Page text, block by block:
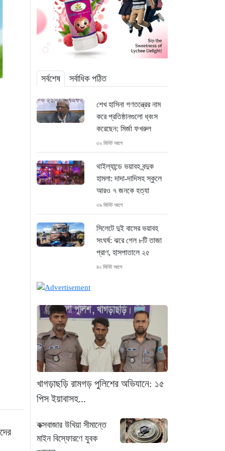
সর্বশেষ সর্বাধিক পঠিত
শেখ হাসিনা গণতন্ত্রের নাম
করে প্রতিষ্ঠানগুলো ধ্বংস
করেছেন: মির্জা ফখরুল
৩২ মিনিট আগে
থাইল্যান্ডে ভয়াবহ বন্দুক
হামলা: দাদা-দাদিসহ স্কুলে
আরও ৭ জনকে হত্যা
৩৯ মিনিট আগে
সিলেটে দুই বাসের ভয়াবহ
সংঘর্ষ: ঝরে গেল ৮টি তাজা
প্রাণ, হাসপাতালে ২৫
৪২ মিনিট আগে
অবস্থা আশঙ্কাজনক
৪৫ মিনিট আগে
খুনির দোসর ও ফ্যাসিবাদের
সহযোগী’, সাকিবকে নিয়ে
২০ ঘণ্টা আগে
হত্যা মামলা: সাইফুর রহমান
গ্রেপ্তার হচ্ছেন”
খাগড়াছড়ি রামগড় পুলিশের অভিযানে: ১৫
পিস ইয়াবাসহ...
কক্সবাজার উখিয়া সীমান্তে
মাইন বিস্ফোরণে যুবক